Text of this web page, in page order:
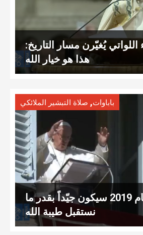
اللواتي يُغيّرن مسار التاريخ:
هذا هو خيار الله
باباوات, صلاة التبشير الملائكي
البابا: العام 2019 سيكون جيّداً بقدر ما
نستقبل طيبة الله